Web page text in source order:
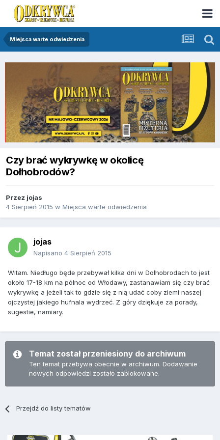
Miejsca warte odwiedzenia
Czy brać wykrywkę w okolicę
Dołhobrodów?
Przez jojas
4 Sierpień 2015 w Miejsca warte odwiedzenia
jojas
Napisano 4 Sierpień 2015
Witam. Niedługo będe przebywał kilka dni w Dołhobrodach to jest
około 17-18 km na północ od Włodawy, zastanawiam się czy brać
wykrywkę a jeżeli tak to gdzie się z nią udać coby ziemi naszej
ojczystej jakiego hufnala wydrzeć. Z góry dziękuje za porady,
sugestie, namiary.
Temat został przeniesiony do archiwum
Ten temat przebywa obecnie w archiwum. Dodawanie
nowych odpowiedzi zostało zablokowane.
Przejdź do listy tematów